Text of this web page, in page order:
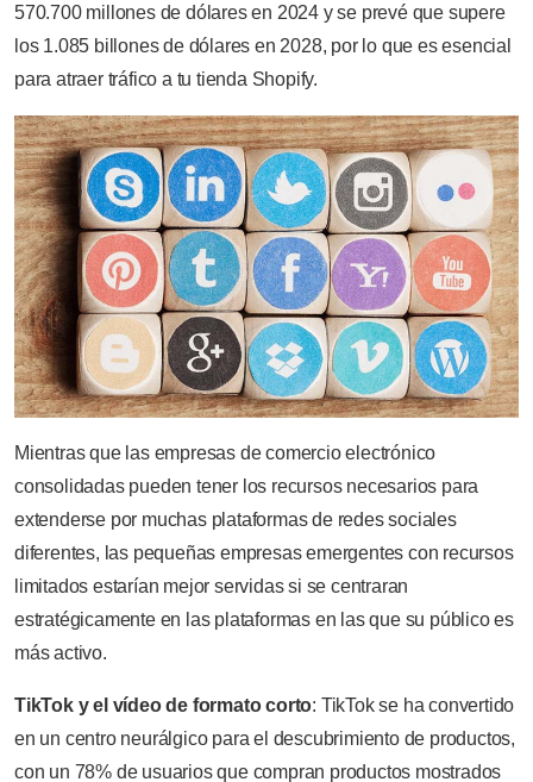
570.700 millones de dólares en 2024 y se prevé que supere
los 1.085 billones de dólares en 2028, por lo que es esencial
para atraer tráfico a tu tienda Shopify.
Mientras que las empresas de comercio electrónico
consolidadas pueden tener los recursos necesarios para
extenderse por muchas plataformas de redes sociales
diferentes, las pequeñas empresas emergentes con recursos
limitados estarían mejor servidas si se centraran
estratégicamente en las plataformas en las que su público es
más activo.
TikTok y el vídeo de formato corto: TikTok se ha convertido
en un centro neurálgico para el descubrimiento de productos,
con un 78% de usuarios que compran productos mostrados